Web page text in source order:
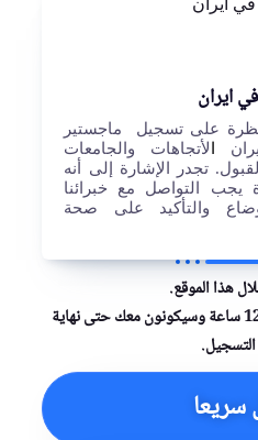
ايران
على تسجيل ماجستير
لأتجاهات والجامعات
تجدر الإشارة إلى أنه
يجب التواصل مع خبرائنا
والتأكيد على صحة
هذا الموقع.
سيتصل بك خبراؤنا في أقل من 12 ساعة وسيكونون معك حتى نهاية